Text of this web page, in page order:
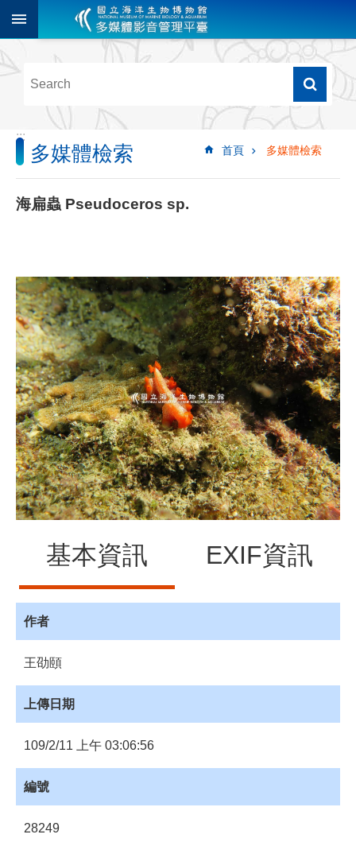
跳到主要內容區塊
階
尋
多
媒
體
檢
像
影
音
音
源
訊
息
發
布
諮
詢
服
專
頁
入
網
站
覽
:::
首頁 多媒體檢索
多媒體檢索
海扁蟲 Pseudoceros sp.
基本資訊 EXIF資訊
作者
王劭頤
上傳日期
109/2/11 上午 03:06:56
編號
28249